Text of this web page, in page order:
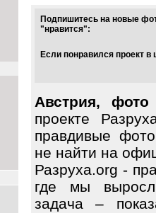
Подпишитесь на новые
"нравится":
Если понравился проект
Австрия,
проекте
правдивые
не найти на
Разруха.org -
где мы
задача –